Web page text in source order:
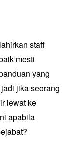
staff
mesti
yang
jika seorang
lewat ke
apabila